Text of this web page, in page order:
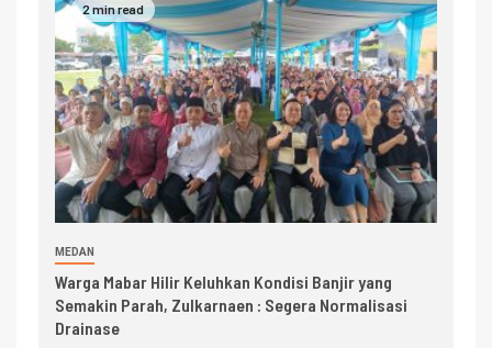
2 min read
MEDAN
Warga Mabar Hilir Keluhkan Kondisi Banjir yang
Semakin Parah, Zulkarnaen : Segera Normalisasi
Drainase